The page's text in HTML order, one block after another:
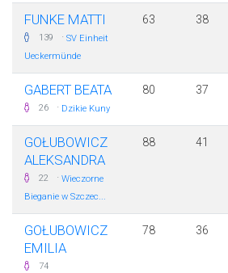
FUNKE MATTI
139 · SV Einheit
Ueckermünde
63 38
GABERT BEATA
26 · Dzikie Kuny
80 37
GOŁUBOWICZ
ALEKSANDRA
22 · Wieczorne
Bieganie w Szczec...
88 41
GOŁUBOWICZ
EMILIA
74
78 36